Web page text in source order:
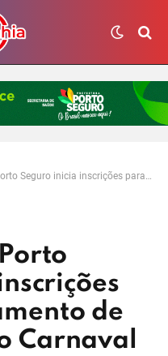
inscrições para cadastramento de ambulantes no Carnaval
de
Carnaval